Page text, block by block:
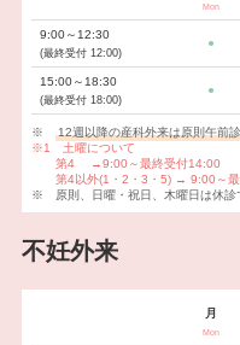
Mon
9:00～12:30
(最終受付 12:00)
●
15:00～18:30
(最終受付 18:00)
●
※ 12週以降の産科外来は原則午前
※1 土曜について
第4 →9:00～最終受付14:00
第4以外(1・2・3・5) → 9:00～
※ 原則、日曜・祝日、木曜日は休診
不妊外来
月
Mon